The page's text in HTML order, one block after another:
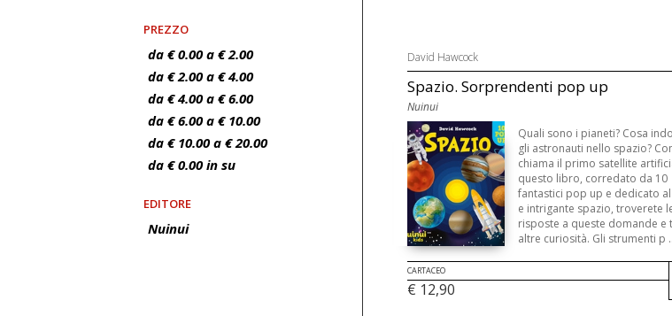
PREZZO
da € 0.00 a € 2.00
da € 2.00 a € 4.00
da € 4.00 a € 6.00
da € 6.00 a € 10.00
da € 10.00 a € 20.00
da € 0.00 in su
EDITORE
Nuinui
David Hawcock
Spazio. Sorprendenti pop up
Nuinui
Quali sono i pianeti? Cosa
gli astronauti nello spazio?
chiama il primo satellite
questo libro, corredato da 10
fantastici pop up e dedicato
e intrigante spazio, troverete
risposte a queste domande e
altre curiosità. Gli strumenti p
CARTACEO
€ 12,90